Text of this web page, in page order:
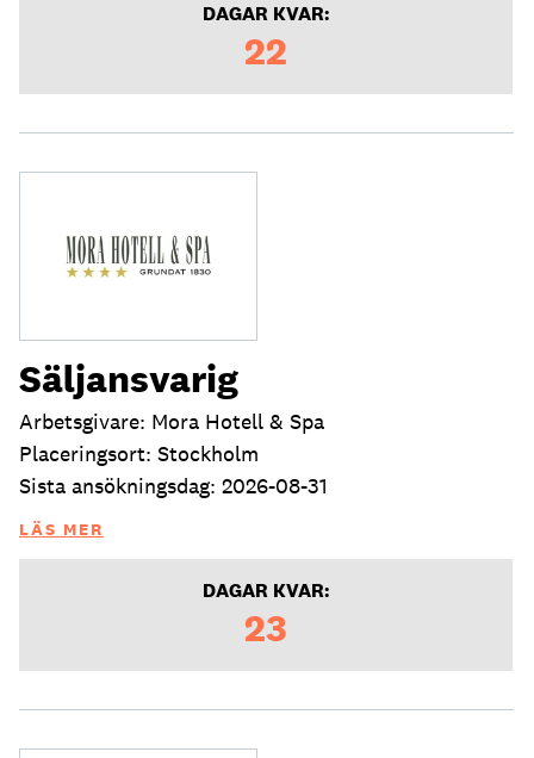
DAGAR KVAR:
22
Säljansvarig
Arbetsgivare: Mora Hotell & Spa
Placeringsort: Stockholm
Sista ansökningsdag: 2026-08-31
LÄS MER
DAGAR KVAR:
23